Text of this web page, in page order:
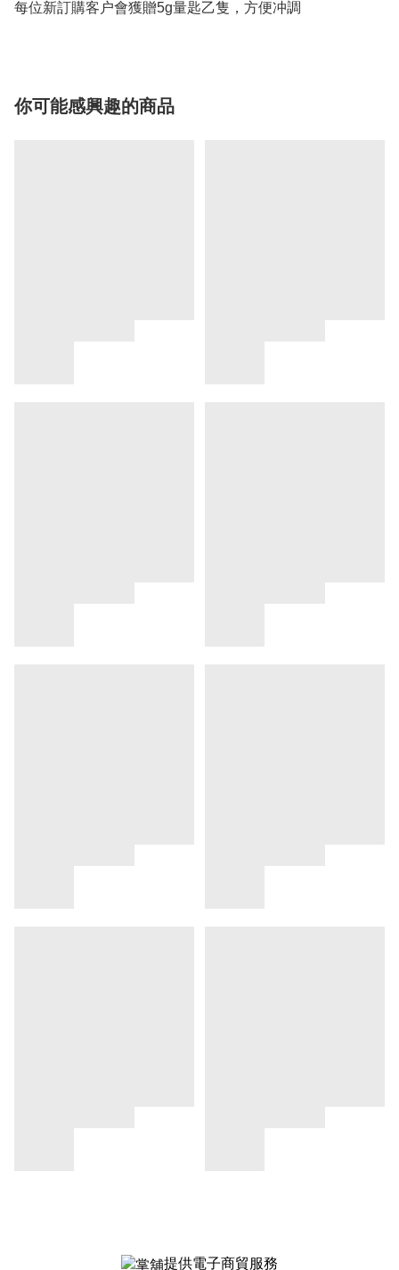
每位新訂購客户會獲贈5g量匙乙隻，方便冲調
你可能感興趣的商品
提供電子商貿服務